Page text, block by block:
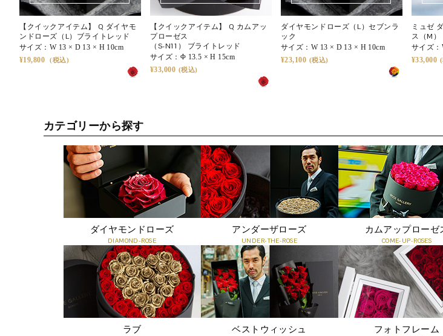
【クイックアイテム】 Q ダイヤモ
ンドローズ（L）ブライトレッド
サイズ： W 13 × D 13 × H 10cm
19,800
【クイックアイテム】 Q カムアッ
プローゼス
（S-N11） ブライトレッド
サイズ： Φ 13.5 × H 15cm
33,000
ダイヤモンドローズ（L）セブンラ
ック
サイズ： W 13 × D 13 × H 10cm
23,100
ミュゼ
ス（M）
サイズ：
33,000
カテゴリーから探す
ダイヤモンドローズ
DIAMOND-ROSE
アンダーザローズ
UNDER-THE-ROSE
カムアップローゼ
COME-UP-ROSES
ラブ ベストウィッシュ フォトフレーム